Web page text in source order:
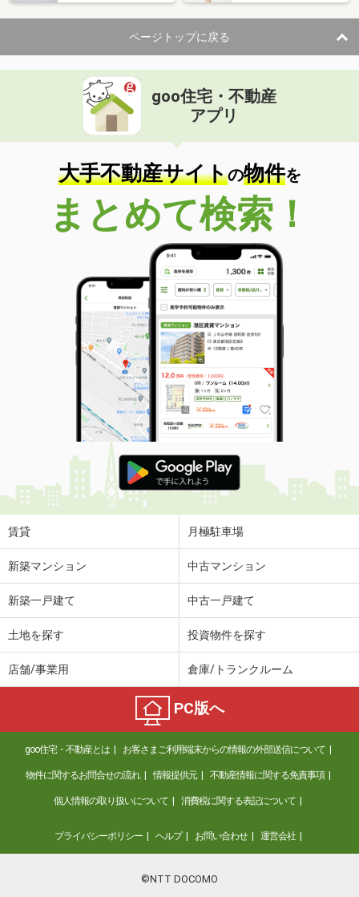
ページトップに戻る
goo住宅・不動産
アプリ
大手不動産サイトの物件を
まとめて検索！
賃貸 月極駐車場
新築マンション 中古マンション
新築一戸建て 中古一戸建て
土地を探す 投資物件を探す
店舗/事業用 倉庫/トランクルーム
PC版へ
goo住宅・不動産とは お客さまご利用端末からの情報の外部送信について
物件に関するお問合せの流れ 情報提供元 不動産情報に関する免責事項
個人情報の取り扱いについて 消費税に関する表記について
プライバシーポリシー ヘルプ お問い合わせ 運営会社
©NTT DOCOMO